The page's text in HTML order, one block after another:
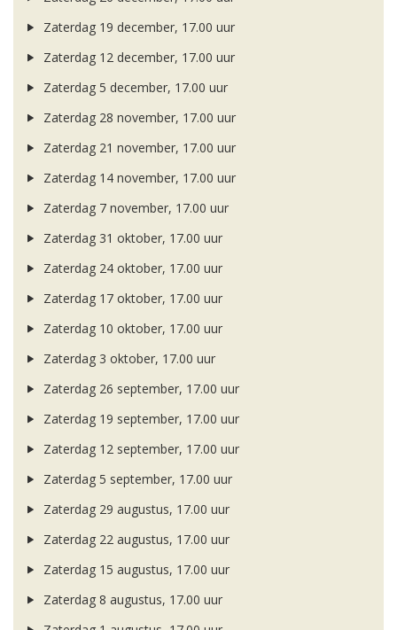
Zaterdag 19 december, 17.00 uur
Zaterdag 12 december, 17.00 uur
Zaterdag 5 december, 17.00 uur
Zaterdag 28 november, 17.00 uur
Zaterdag 21 november, 17.00 uur
Zaterdag 14 november, 17.00 uur
Zaterdag 7 november, 17.00 uur
Zaterdag 31 oktober, 17.00 uur
Zaterdag 24 oktober, 17.00 uur
Zaterdag 17 oktober, 17.00 uur
Zaterdag 10 oktober, 17.00 uur
Zaterdag 3 oktober, 17.00 uur
Zaterdag 26 september, 17.00 uur
Zaterdag 19 september, 17.00 uur
Zaterdag 12 september, 17.00 uur
Zaterdag 5 september, 17.00 uur
Zaterdag 29 augustus, 17.00 uur
Zaterdag 22 augustus, 17.00 uur
Zaterdag 15 augustus, 17.00 uur
Zaterdag 8 augustus, 17.00 uur